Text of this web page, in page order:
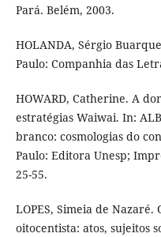
Pará. Belém, 2003.
HOLANDA, Sérgio
Paulo: Companhia das
HOWARD, Catherine. A
estratégias Waiwai. In:
branco: cosmologias do
Paulo: Editora Unesp;
25-55.
LOPES, Simeia de
oitocentista: atos, sujeitos